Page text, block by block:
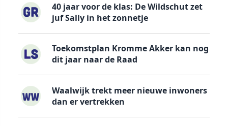
40 jaar voor de klas: De Wildschut zet
juf Sally in het zonnetje
Toekomstplan Kromme Akker kan nog
dit jaar naar de Raad
Waalwijk trekt meer nieuwe inwoners
dan er vertrekken